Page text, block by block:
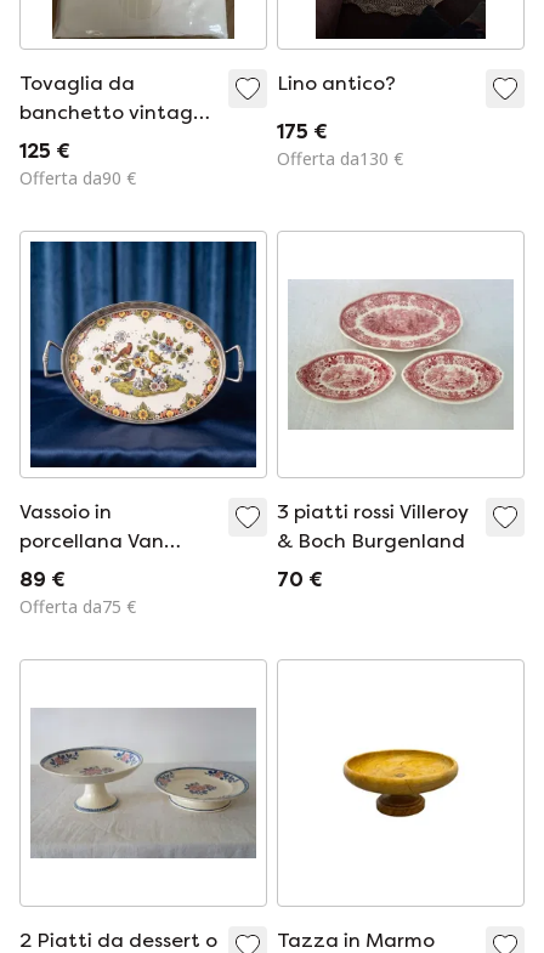
Tovaglia da
banchetto vintage
Alessi
125 €
Offerta da90 €
Lino antico?
175 €
Offerta da130 €
Vassoio in
porcellana Van
Westraven
89 €
Offerta da75 €
3 piatti rossi Villeroy
& Boch Burgenland
70 €
2 Piatti da dessert o
Tazza in Marmo